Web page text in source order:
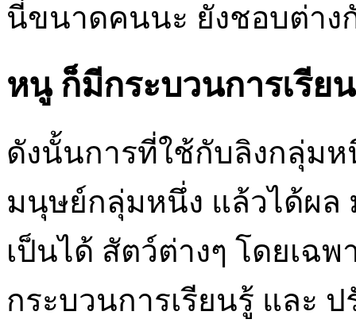
นี่ขนาดคนนะ ยังชอบต่าง
หนู ก็มีกระบวนการเรีย
ดังนั้นการที่ใช้กับลิงกลุ่ม
มนุษย์กลุ่มหนึ่ง แล้วได้ผล
เป็นได้ สัตว์ต่างๆ โดยเฉ
กระบวนการเรียนรู้ และ